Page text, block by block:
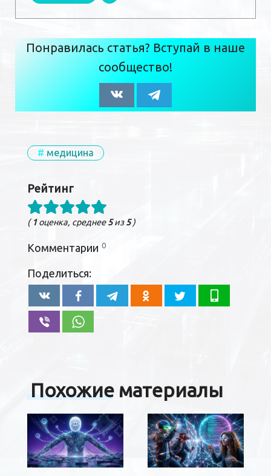
Понравилась статья? Вступай в наше
сообщество!
медицина
Рейтинг
( 1оценка, среднее5из5)
Комментарии 0
Поделиться:
Похожие материалы